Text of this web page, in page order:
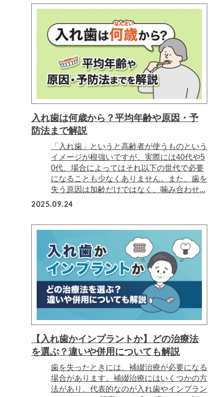
入れ歯は何歳から？平均年齢や原因・予
防法まで解説
「入れ歯」というと高齢者が使うものという
イメージが根強いですが、実際には40代や5
0代、場合によってはそれ以下の世代で必要
になることも少なくありません。また、歯を
失う原因は加齢だけではなく、噛み合わせ...
2025.09.24
【入れ歯かインプラントか】どの治療法
を選ぶ？違いや併用についても解説
歯を失ったときには、補綴治療が必要になる
場合があります。補綴治療にはいくつかの方
法があり、代表的なのが入れ歯やインプラン